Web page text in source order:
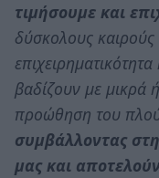
τιμήσουμε και
δύσκολους καιρούς
βαδίζουν με μικρά
προώθηση του
συμβάλλοντας
μας και